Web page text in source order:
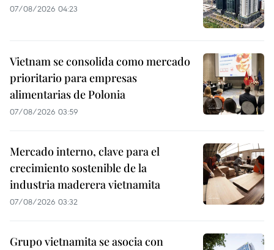
07/08/2026 04:23
Vietnam se consolida como mercado
prioritario para empresas
alimentarias de Polonia
07/08/2026 03:59
Mercado interno, clave para el
crecimiento sostenible de la
industria maderera vietnamita
07/08/2026 03:32
Grupo vietnamita se asocia con